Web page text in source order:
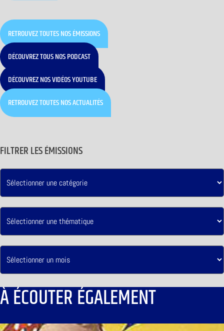
RETROUVEZ TOUTES NOS ÉMISSIONS
DÉCOUVREZ TOUS NOS PODCAST
DÉCOUVREZ NOS VIDÉOS YOUTUBE
RETROUVEZ TOUTES NOS ACTUALITÉS
FILTRER LES ÉMISSIONS
À ÉCOUTER ÉGALEMENT